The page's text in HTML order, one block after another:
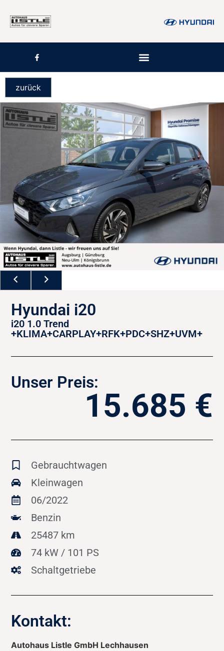
zurück
Hyundai i20
i20 1.0 Trend
+KLIMA+CARPLAY+RFK+PDC+SHZ+UVM+
Unser Preis:
15.685 €
Gebrauchtwagen
Kleinwagen
06/2022
Benzin
25487 km
74 kW / 101 PS
Schaltgetriebe
Kontakt:
Autohaus Listle GmbH Lechhausen